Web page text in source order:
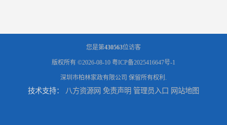
您是第430563位访客
版权所有 ©2026-08-10 粤ICP备2025416647号-1
深圳市柏林家政有限公司 保留所有权利.
技术支持： 八方资源网 免责声明 管理员入口 网站地图